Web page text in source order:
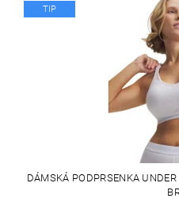
TIP
DÁMSKÁ PODPRSENKA